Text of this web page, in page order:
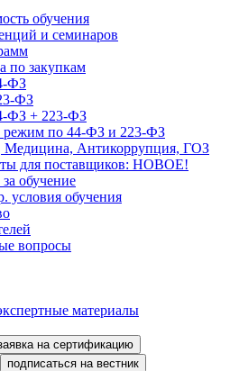
обучения
и семинаров
по закупкам
ФЗ
ФЗ
ФЗ + 223-ФЗ
по 44-ФЗ и 223-ФЗ
Медицина, Антикоррупция, ГОЗ
для поставщиков: НОВОЕ!
обучение
условия обучения
вопросы
материалы
на сертификацию
подписаться на вестник